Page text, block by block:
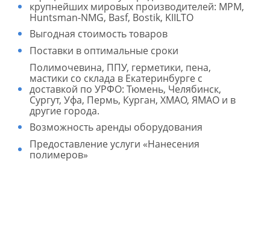
крупнейших мировых производителей: MPM,
Huntsman-NMG, Basf, Bostik, KIILTO
Выгодная стоимость товаров
Поставки в оптимальные сроки
Полимочевина, ППУ, герметики, пена,
мастики со склада в Екатеринбурге с
доставкой по УРФО: Тюмень, Челябинск,
Сургут, Уфа, Пермь, Курган, ХМАО, ЯМАО и в
другие города.
Возможность аренды оборудования
Предоставление услуги «Нанесения
полимеров»